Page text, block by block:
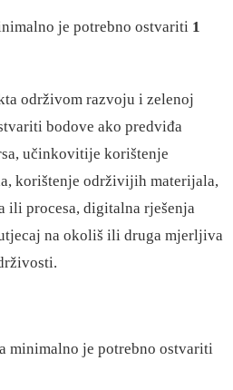
je potrebno ostvariti 1
održivom razvoju i zelenoj
bodove ako predviđa
učinkovitije korištenje
korištenje održivijih materijala,
ili procesa, digitalna rješenja
na okoliš ili druga mjerljiva
minimalno je potrebno ostvariti